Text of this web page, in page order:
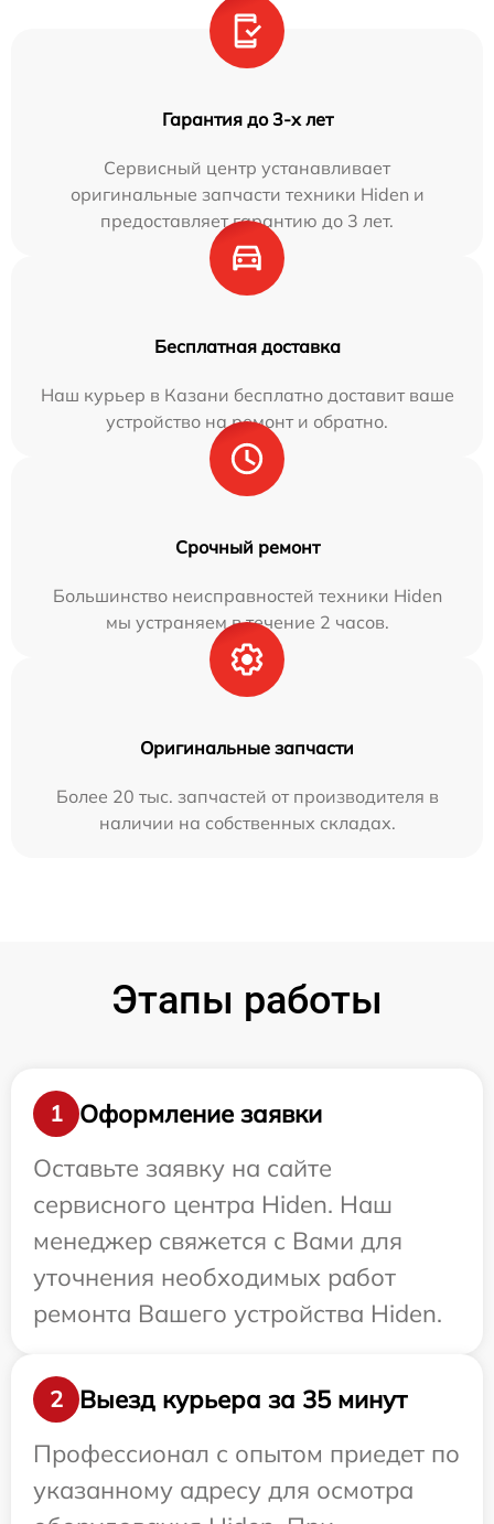
Гарантия до 3-х лет
Сервисный центр устанавливает
оригинальные запчасти техники Hiden и
предоставляет гарантию до 3 лет.
Бесплатная доставка
Наш курьер в Казани бесплатно доставит ваше
устройство на ремонт и обратно.
Срочный ремонт
Большинство неисправностей техники Hiden
мы устраняем в течение 2 часов.
Оригинальные запчасти
Более 20 тыс. запчастей от производителя в
наличии на собственных складах.
Этапы работы
1
Оформление заявки
Оставьте заявку на сайте
сервисного центра Hiden. Наш
менеджер свяжется с Вами для
уточнения необходимых работ
ремонта Вашего устройства Hiden.
2
Выезд курьера за 35 минут
Профессионал с опытом приедет по
указанному адресу для осмотра